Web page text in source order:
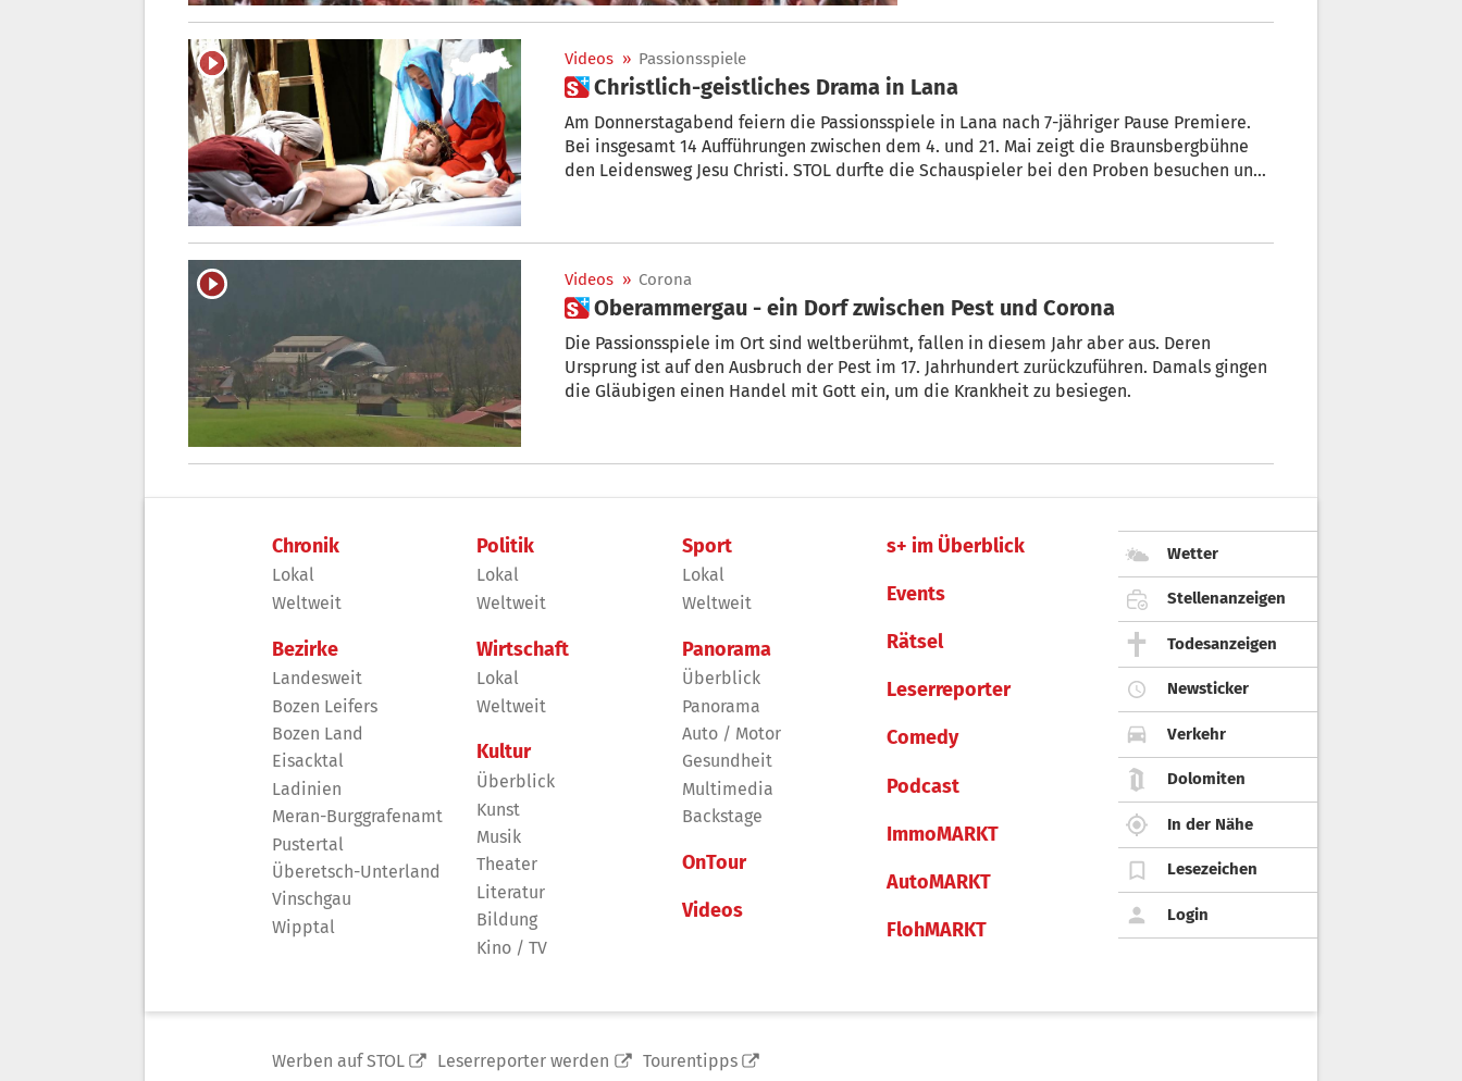
Videos » Passionsspiele
 Christlich-geistliches Drama in Lana
Am Donnerstagabend feiern die Passionsspiele in Lana nach 7-jähriger Pause Premiere.
Bei insgesamt 14 Aufführungen zwischen dem 4. und 21. Mai zeigt die Braunsbergbühne
den Leidensweg Jesu Christi. STOL durfte die Schauspieler bei den Proben besuchen und
Videos » Corona
 Oberammergau - ein Dorf zwischen Pest und Corona
Die Passionsspiele im Ort sind weltberühmt, fallen in diesem Jahr aber aus. Deren
Ursprung ist auf den Ausbruch der Pest im 17. Jahrhundert zurückzuführen. Damals gingen
die Gläubigen einen Handel mit Gott ein, um die Krankheit zu besiegen.
Chronik
Lokal
Weltweit
Bezirke
Landesweit
Bozen Leifers
Bozen Land
Eisacktal
Ladinien
Meran-Burggrafenamt
Pustertal
Überetsch-Unterland
Vinschgau
Wipptal
Politik
Lokal
Weltweit
Wirtschaft
Lokal
Weltweit
Kultur
Überblick
Kunst
Musik
Theater
Literatur
Bildung
Kino / TV
Sport
Lokal
Weltweit
Panorama
Überblick
Panorama
Auto / Motor
Gesundheit
Multimedia
Backstage
OnTour
Videos
s+ im Überblick
Events
Rätsel
Leserreporter
Comedy
Podcast
ImmoMARKT
AutoMARKT
FlohMARKT
Wetter
Stellenanzeigen
Todesanzeigen
Newsticker
Verkehr
Dolomiten
In der Nähe
Lesezeichen
Login
Werben auf STOL Leserreporter werden Tourentipps